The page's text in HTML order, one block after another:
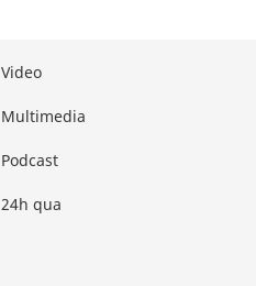
Video
Multimedia
Podcast
24h qua